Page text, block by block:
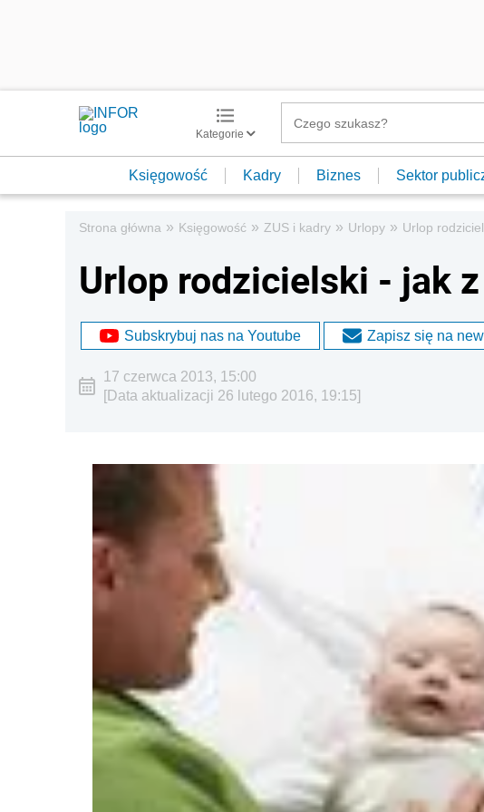
Kategorie
Księgowość Kadry Biznes Sektor
Strona główna » Księgowość » ZUS i kadry » Urlopy » Urlop
Urlop rodzicielski - jak
Subskrybuj nas na Youtube Zapisz się na
17 czerwca 2013, 15:00
[Data aktualizacji 26 lutego 2016, 19:15]